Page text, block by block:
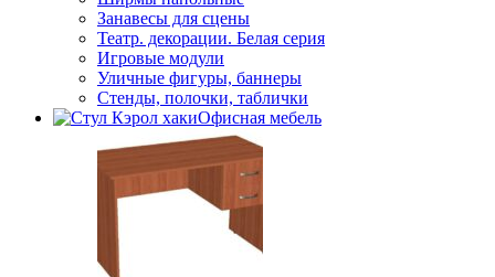
Занавесы для сцены
Театр. декорации. Белая серия
Игровые модули
Уличные фигуры, баннеры
Стенды, полочки, таблички
Офисная мебель